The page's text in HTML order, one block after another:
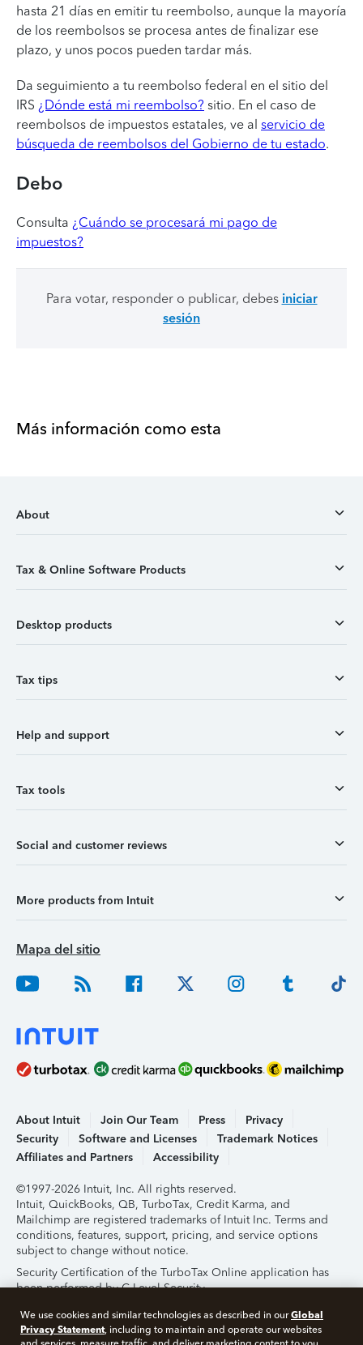
hasta 21 días en emitir tu reembolso, aunque la mayoría
de los reembolsos se procesa antes de finalizar ese
plazo, y unos pocos pueden tardar más.
Da seguimiento a tu reembolso federal en el sitio del
IRS ¿Dónde está mi reembolso? sitio. En el caso de
reembolsos de impuestos estatales, ve al servicio de
búsqueda de reembolsos del Gobierno de tu estado.
Debo
Consulta ¿Cuándo se procesará mi pago de
impuestos?
Para votar, responder o publicar, debes iniciar
sesión
Más información como esta
About
Tax & Online Software Products
Desktop products
Tax tips
Help and support
Tax tools
Social and customer reviews
More products from Intuit
Mapa del sitio
About Intuit Join Our Team Press
Privacy
Security
Software and Licenses
Trademark Notices
Affiliates and Partners
Accessibility
©1997-2026 Intuit, Inc. All rights reserved.
Intuit, QuickBooks, QB, TurboTax, Credit Karma, and
Mailchimp are registered trademarks of Intuit Inc. Terms and
conditions, features, support, pricing, and service options
subject to change without notice.
Security Certification of the TurboTax Online application has
been performed by C-Level Security.
By accessing and using this page you agree to the
Terms of
Use.
We use cookies and similar technologies as described in ourGlobal
Privacy Statement, including to maintain and operate our websites